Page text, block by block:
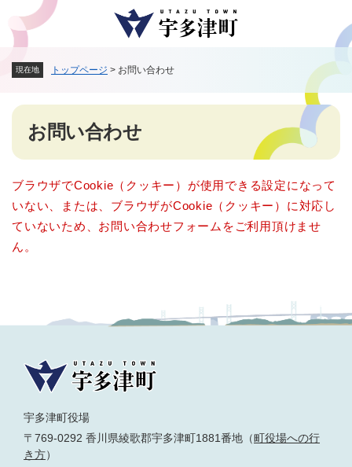
メニューを飛ばして本文へ
現在地 トップページ > お問い合わせ
本
お問い合わせ
ブラウザでCookie（クッキー）が使用できる設定になって
いない、または、ブラウザがCookie（クッキー）に対応し
ていないため、お問い合わせフォームをご利用頂けませ
ん。
宇多津町役場
〒769-0292 香川県綾歌郡宇多津町1881番地（町役場への行
き方）